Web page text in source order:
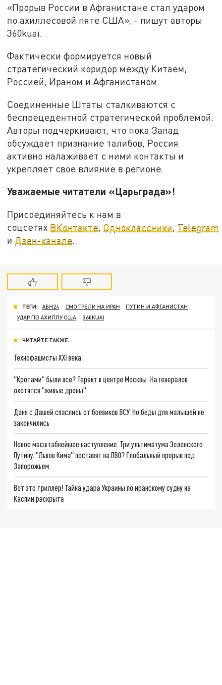
«Прорыв России в Афганистане стал ударом
по ахиллесовой пяте США», - пишут авторы
360kuai.
Фактически формируется новый
стратегический коридор между Китаем,
Россией, Ираном и Афганистаном.
Соединенные Штаты сталкиваются с
беспрецедентной стратегической проблемой.
Авторы подчеркивают, что пока Запад
обсуждает признание талибов, Россия
активно налаживает с ними контакты и
укрепляет свое влияние в регионе.
Уважаемые читатели «Царьграда»!
Присоединяйтесь к нам в
соцсетях ВКонтакте, Одноклассники, Telegram
и Дзен-канале.
ТЕГИ: АБН24 СМОТРЕЛИ НА ИРАН
ПУТИН И АФГАНИСТАН
УДАР ПО АХИЛЛУ США
360KUAI
ЧИТАЙТЕ ТАКЖЕ:
Технофашисты XXI века
"Кротами" были все? Теракт в центре Москвы: На генералов
охотятся "живые дроны"
Даня с Дашей спаслись от боевиков ВСУ. Но беды для малышей не
закончились
Новое масштабнейшее наступление. Три ультиматума Зеленского
Путину. "Львов Кима" поставят на ПВО? Глобальный прорыв под
Запорожьем
Вот это триллер! Тайна удара Украины по иранскому судну на
Каспии раскрыта